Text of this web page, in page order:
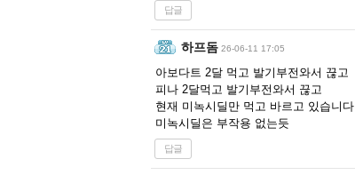
답글
하프돔 26-06-11 17:05
아보다트 2달 먹고 발기부전와서 끊고
피나 2달먹고 발기부전와서 끊고
현재 미녹시딜만 먹고 바르고 있습니다
미녹시딜은 부작용 없는듯
답글